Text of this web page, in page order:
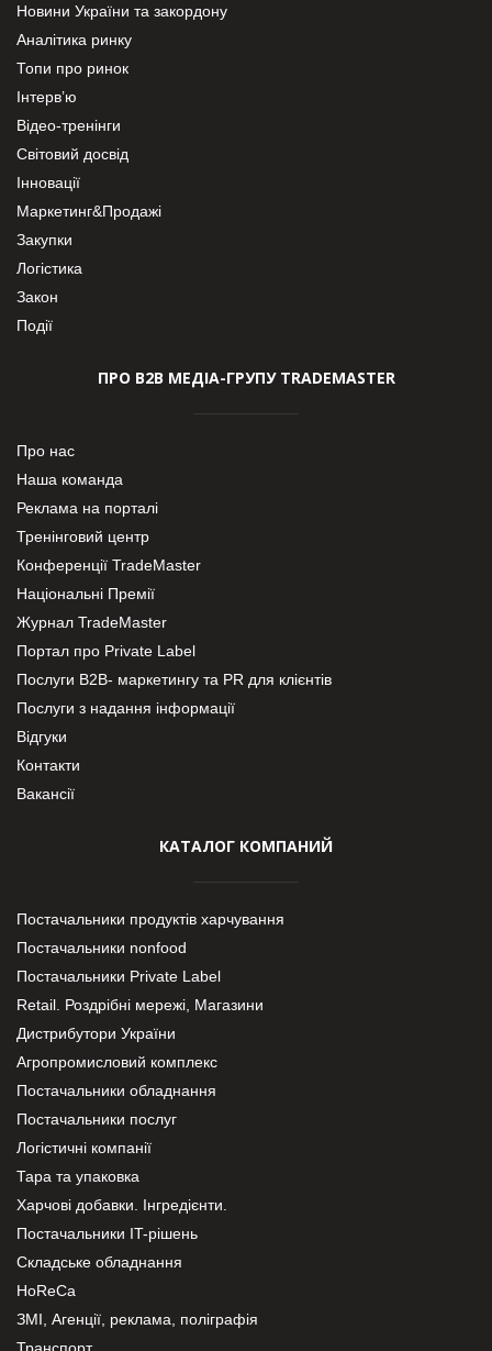
Новини України та закордону
Аналітика ринку
Топи про ринок
Інтерв’ю
Відео-тренінги
Світовий досвід
Інновації
Маркетинг&Продажі
Закупки
Логістика
Закон
Події
ПРО В2В МЕДІА-ГРУПУ TRADEMASTER
Про нас
Наша команда
Реклама на порталі
Тренінговий центр
Конференції TradeMaster
Національні Премії
Журнал TradeMaster
Портал про Private Label
Послуги В2В- маркетингу та PR для клієнтів
Послуги з надання інформації
Відгуки
Контакти
Вакансії
КАТАЛОГ КОМПАНИЙ
Постачальники продуктів харчування
Постачальники nonfood
Постачальники Private Label
Retail. Роздрібні мережі, Магазини
Дистрибутори України
Агропромисловий комплекс
Постачальники обладнання
Постачальники послуг
Логістичні компанії
Тара та упаковка
Харчові добавки. Інгредієнти.
Постачальники IT-рішень
Складське обладнання
HoReCa
ЗМІ, Агенції, реклама, поліграфія
Транспорт